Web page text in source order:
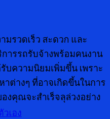
เอง
รวดเร็ว สะดวก และ
การรถรับจ้างพร้อมคนงาน
บความนิยมเพิ่มขึ้น เพราะ
ต่างๆ ที่อาจเกิดขึ้นในการ
งคุณจะสำเร็จลุล่วงอย่าง